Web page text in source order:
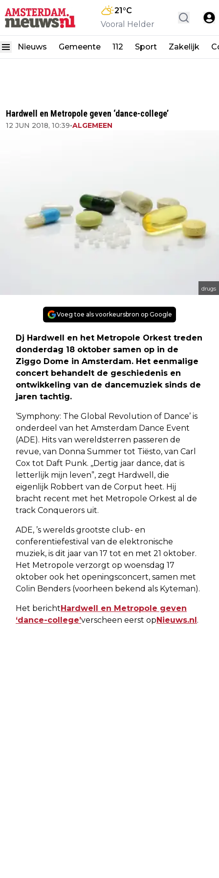
21°C
Vooral Helder
Nieuws Gemeente 112 Sport Zakelijk
Hardwell en Metropole geven ‘dance-college’
12 JUN 2018, 10:39•ALGEMEEN
drugs
Voeg toe als voorkeursbron op Google
Dj Hardwell en het Metropole Orkest treden
donderdag 18 oktober samen op in de
Ziggo Dome in Amsterdam. Het eenmalige
concert behandelt de geschiedenis en
ontwikkeling van de dancemuziek sinds de
jaren tachtig.
‘Symphony: The Global Revolution of Dance’ is
onderdeel van het Amsterdam Dance Event
(ADE). Hits van wereldsterren passeren de
revue, van Donna Summer tot Tiësto, van Carl
Cox tot Daft Punk. ,,Dertig jaar dance, dat is
letterlijk mijn leven”, zegt Hardwell, die
eigenlijk Robbert van de Corput heet. Hij
bracht recent met het Metropole Orkest al de
track Conquerors uit.
ADE, ’s werelds grootste club- en
conferentiefestival van de elektronische
muziek, is dit jaar van 17 tot en met 21 oktober.
Het Metropole verzorgt op woensdag 17
oktober ook het openingsconcert, samen met
Colin Benders (voorheen bekend als Kyteman).
Het bericht Hardwell en Metropole geven
‘dance-college’verscheen eerst op Nieuws.nl .